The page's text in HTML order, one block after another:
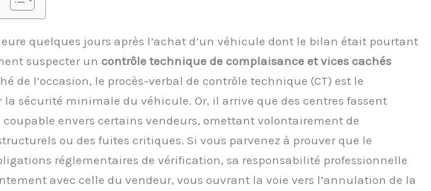
quelques jours après l’achat d’un véhicule dont le bilan était pourtant
suspecter un contrôle technique de complaisance et vices cachés
de l’occasion, le procès-verbal de contrôle technique (CT) est le
sécurité minimale du véhicule. Or, il arrive que des centres fassent
coupable envers certains vendeurs, omettant volontairement de
ou des fuites critiques. Si vous parvenez à prouver que le
réglementaires de vérification, sa responsabilité professionnelle
avec celle du vendeur, vous ouvrant la voie vers l’annulation de la